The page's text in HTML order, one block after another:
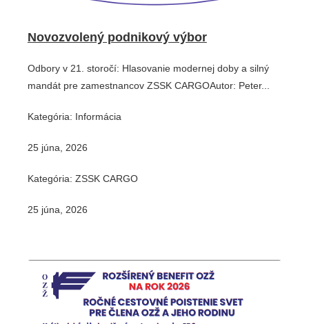
Novozvolený podnikový výbor
Odbory v 21. storočí: Hlasovanie modernej doby a silný
mandát pre zamestnancov ZSSK CARGOAutor: Peter...
Kategória: Informácia
25 júna, 2026
Kategória: ZSSK CARGO
25 júna, 2026